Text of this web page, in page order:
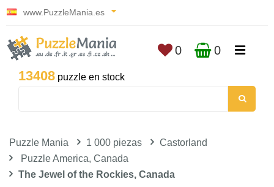
www.PuzzleMania.es
13408 puzzle en stock
0 0
Puzzle Mania 1 000 piezas
Castorland
Puzzle America, Canada
The Jewel of the Rockies, Canada